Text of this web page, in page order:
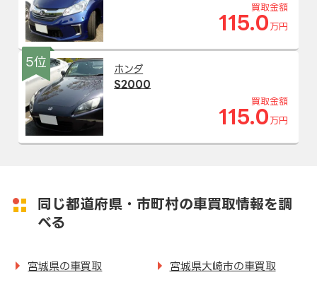
買取金額
115.0 万円
5位
ホンダ
S2000
買取金額
115.0 万円
同じ都道府県・市町村の車買取情報を調
べる
宮城県の車買取 宮城県大崎市の車買取